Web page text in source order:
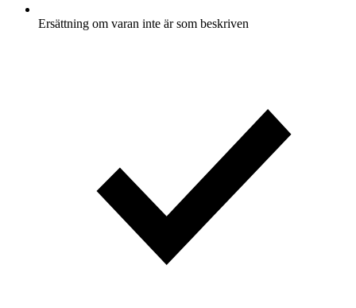
Ersättning om varan inte är som beskriven